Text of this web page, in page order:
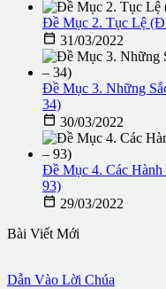
Đề Mục 2. Tục Lệ
 31/03/2022
Đề Mục 3. Những
34)
 30/03/2022
Đề Mục 4. Các
93)
 29/03/2022
Bài Viết Mới
Dẫn Vào Lời Chúa